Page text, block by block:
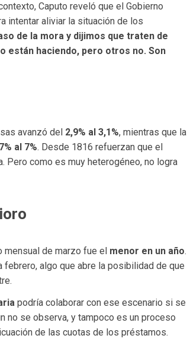
Caputo reveló que el Gobierno
intentar aliviar la situación de los
de la mora y dijimos que traten de
están haciendo, pero otros no. Son
avanzó del 2,9% al 3,1%, mientras que la
al 7%. Desde 1816 refuerzan que el
Pero como es muy heterogéneo, no logra
mensual de marzo fue el menor en un año.
febrero, algo que abre la posibilidad de que
podría colaborar con ese escenario si se
no se observa, y tampoco es un proceso
de las cuotas de los préstamos.